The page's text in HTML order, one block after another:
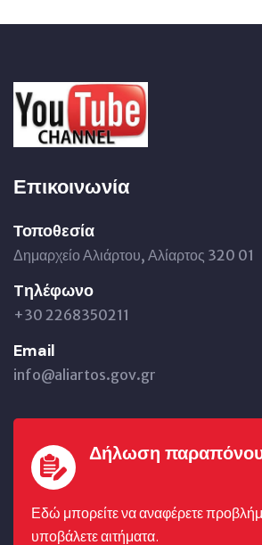
Επικοινωνία
Τοποθεσία
Δημαρχείο Αλιάρτου, Αλίαρτος 320 01
Tηλέφωνο
+30 2268350211
Email
info@aliartos.gov.gr
Δήλωση
Εδώ μπορείτε να αναφέρετε
υποβάλετε αιτήματα.